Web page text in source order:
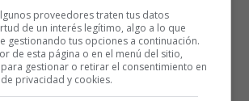
proveedores traten tus datos
de un interés legítimo, algo a lo que
gestionando tus opciones a continuación.
de esta página o en el menú del sitio,
gestionar o retirar el consentimiento en
privacidad y cookies.